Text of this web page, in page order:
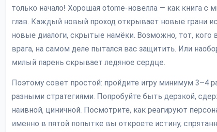
только начало! Хорошая otome-новелла — как книга с
глав. Каждый новый проход открывает новые грани
новые диалоги, скрытые намёки. Возможно, тот, кого
врага, на самом деле пытался вас защитить. Или
милый парень скрывает ледяное сердце.
Поэтому совет простой: пройдите игру минимум 3–4
разными стратегиями. Попробуйте быть дерзкой,
наивной, циничной. Посмотрите, как реагируют
именно в пятой попытке вы откроете истину,